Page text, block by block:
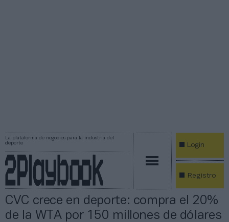
La plataforma de negocios para la industria del
deporte
Login
Registro
CVC crece en deporte: compra el 20%
de la WTA por 150 millones de dólares